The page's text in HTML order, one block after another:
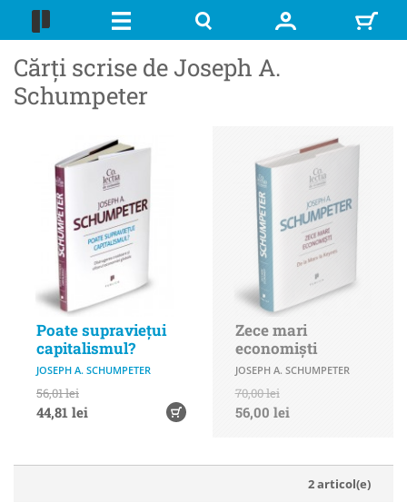
Cărți scrise de Joseph A.
Schumpeter
Poate supraviețui
capitalismul?
JOSEPH A. SCHUMPETER
56,01 lei
44,81 lei
Zece mari
economiști
JOSEPH A. SCHUMPETER
70,00 lei
56,00 lei
2 articol(e)